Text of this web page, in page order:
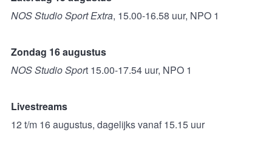
NOS Studio Sport Extra, 15.00-16.58 uur, NPO 1
Zondag 16 augustus
NOS Studio Sport 15.00-17.54 uur, NPO 1
Livestreams
12 t/m 16 augustus, dagelijks vanaf 15.15 uur